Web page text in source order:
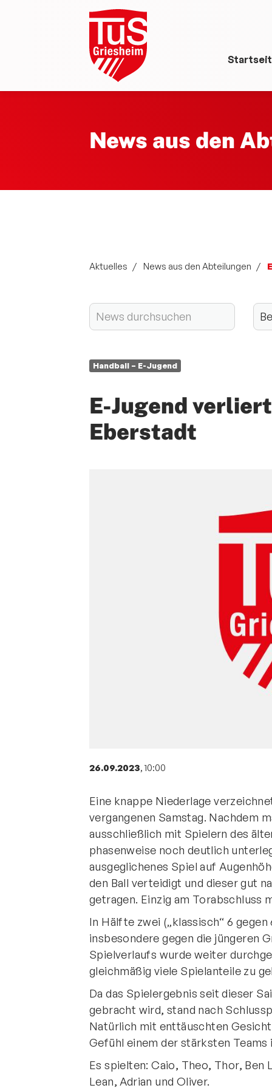
News aus den
Aktuelles News aus den Abteilungen
Handball – E-Jugend
E-Jugend
Eberstadt
26.09.2023, 10:00
Eine knappe Niederlage
vergangenen Samstag. Nachdem
ausschließlich mit Spielern des
phasenweise noch deutlich
ausgeglichenes Spiel auf
den Ball verteidigt und dieser gut
getragen. Einzig am Torabschluss
In Hälfte zwei („klassisch“ 6
insbesondere gegen die jüngeren
Spielverlaufs wurde weiter
gleichmäßig viele Spielanteile zu
Da das Spielergebnis seit dieser
gebracht wird, stand nach
Natürlich mit enttäuschten
Gefühl einem der stärksten Teams
Es spielten: Caio, Theo, Thor, Ben
Lean, Adrian und Oliver.
Deutsches Sportabzeichen